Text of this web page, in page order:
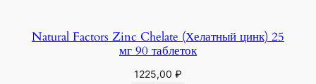
Natural Factors Zinc Chelate (Хелатный цинк) 25
мг 90 таблеток
1225,00 ₽